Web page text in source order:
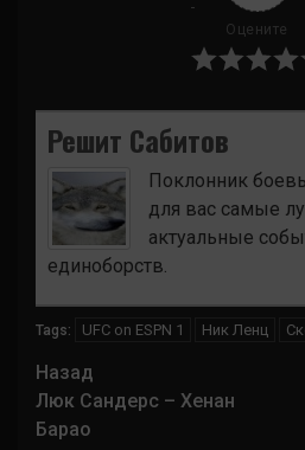
Оцените
Решит Сабитов
Поклонник
для вас самые
актуальные
единоборств.
Tags: UFC on ESPN 1 Ник Ленц
Навигация
записи
Назад
Люк Сандерс – Хенан
Барао